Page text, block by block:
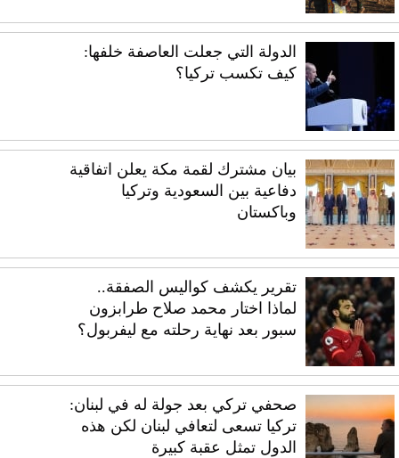
الدولة التي جعلت العاصفة خلفها:
كيف تكسب تركيا؟
بيان مشترك لقمة مكة يعلن اتفاقية
دفاعية بين السعودية وتركيا
وباكستان
تقرير يكشف كواليس الصفقة..
لماذا اختار محمد صلاح طرابزون
سبور بعد نهاية رحلته مع ليفربول؟
صحفي تركي بعد جولة له في لبنان:
تركيا تسعى لتعافي لبنان لكن هذه
الدول تمثل عقبة كبيرة